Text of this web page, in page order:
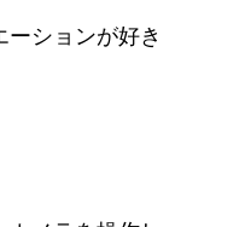
ションが好き